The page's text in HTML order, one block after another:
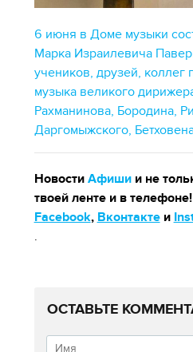
6 июня в Доме музыки
Марка Израилевича
учеников, друзей, коллег
музыка великого
Рахманинова, Бородина,
Даргомыжского,
Новости Афишии не
твоей ленте и в
Facebook, Вконтакте и
.
ОСТАВЬТЕ